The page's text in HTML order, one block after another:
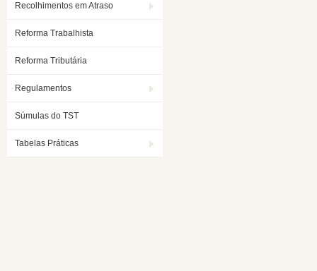
Recolhimentos em Atraso
Reforma Trabalhista
Reforma Tributária
Regulamentos
Súmulas do TST
Tabelas Práticas